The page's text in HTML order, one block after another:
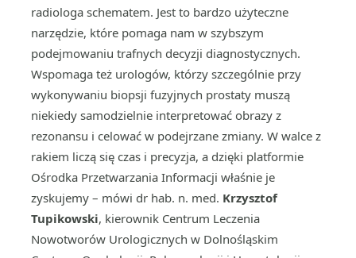
radiologa schematem. Jest to bardzo użyteczne
narzędzie, które pomaga nam w szybszym
podejmowaniu trafnych decyzji diagnostycznych.
Wspomaga też urologów, którzy szczególnie przy
wykonywaniu biopsji fuzyjnych prostaty muszą
niekiedy samodzielnie interpretować obrazy z
rezonansu i celować w podejrzane zmiany. W walce z
rakiem liczą się czas i precyzja, a dzięki platformie
Ośrodka Przetwarzania Informacji właśnie je
zyskujemy – mówi dr hab. n. med. Krzysztof
Tupikowski, kierownik Centrum Leczenia
Nowotworów Urologicznych w Dolnośląskim